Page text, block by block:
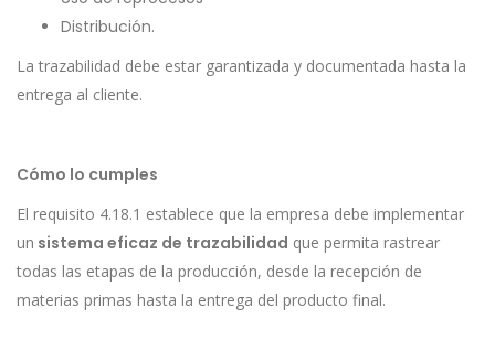
Distribución.
La trazabilidad debe estar garantizada y documentada hasta la
entrega al cliente.
Cómo lo cumples
El requisito 4.18.1 establece que la empresa debe implementar
un sistema eficaz de trazabilidad que permita rastrear
todas las etapas de la producción, desde la recepción de
materias primas hasta la entrega del producto final.